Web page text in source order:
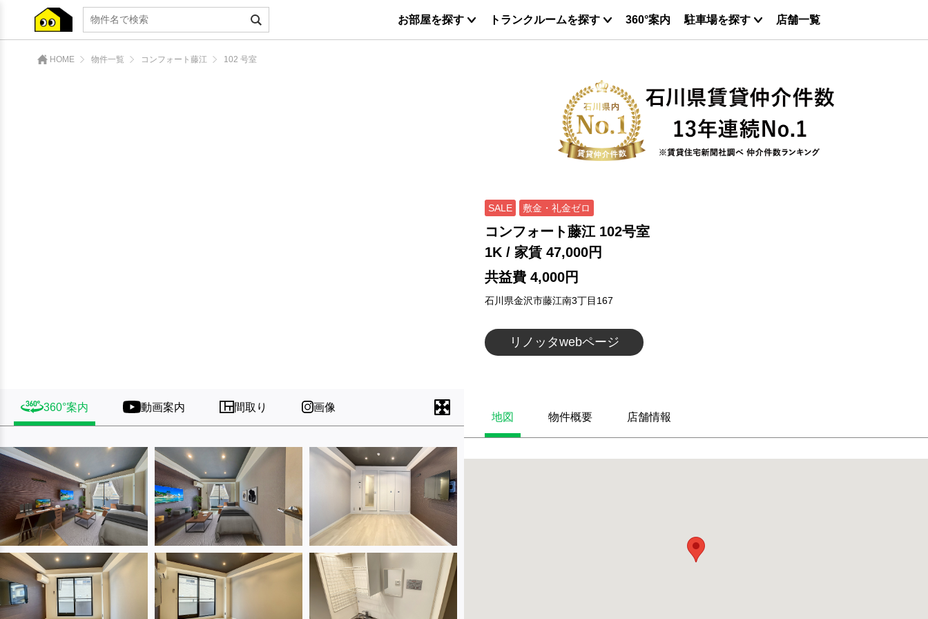
お部屋を探す トランクルームを探す 360°案内 駐車場を探す 店舗一覧
HOME 物件一覧 コンフォート藤江 102 号室
360°案内 動画案内 間取り 画像
SALE 敷金・礼金ゼロ
コンフォート藤江 102号室
1K / 家賃 47,000円
共益費 4,000円
石川県金沢市藤江南3丁目167
リノッタwebページ
地図 物件概要 店舗情報